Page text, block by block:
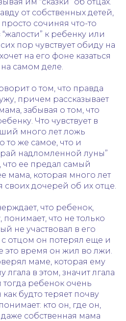
от собственных детей,
сочиняя что-то
к ребенку или
пор чувствует обиду на
на его фоне казаться
самом деле.
о том, что правда
причем рассказывает
забывая о том, что
Что чувствует в
много лет ложь
же самое, что и
надломленной луны”
ее предал самый
мама, которая много лет
своих дочерей об их отце.
что ребенок,
понимает, что не только
не участвовал в его
с отцом он потерял еще и
это время он жил во лжи.
маме, которая ему
лгала в этом, значит лгала
ребенок очень
будто теряет почву
кто он, где он,
собственная мама